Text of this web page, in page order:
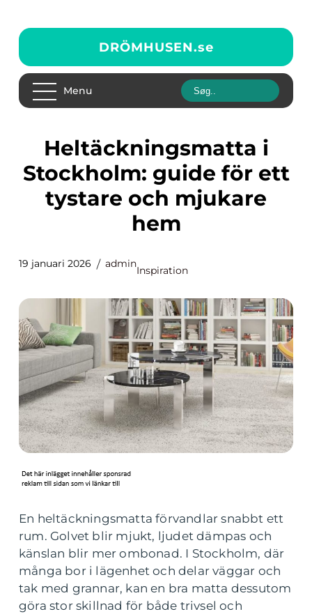
DRÖMHUSEN.se
Menu
Heltäckningsmatta i
Stockholm: guide för ett
tystare och mjukare
hem
19 januari 2026 admin
Inspiration
En heltäckningsmatta förvandlar snabbt ett
rum. Golvet blir mjukt, ljudet dämpas och
känslan blir mer ombonad. I Stockholm, där
många bor i lägenhet och delar väggar och
tak med grannar, kan en bra matta dessutom
göra stor skillnad för både trivsel och